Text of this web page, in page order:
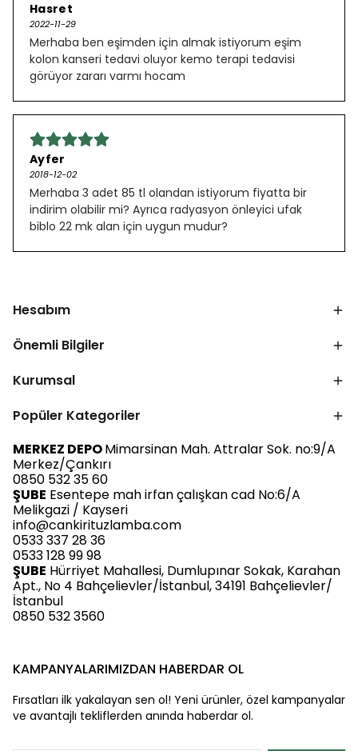
Hasret
2022-11-29
Merhaba ben eşimden için almak istiyorum eşim
kolon kanseri tedavi oluyor kemo terapi tedavisi
görüyor zararı varmı hocam
Ayfer
2018-12-02
Merhaba 3 adet 85 tl olandan istiyorum fiyatta bir
indirim olabilir mi? Ayrıca radyasyon önleyici ufak
biblo 22 mk alan için uygun mudur?
Hesabım
Önemli Bilgiler
Kurumsal
Popüler Kategoriler
MERKEZ DEPOMimarsinan Mah. Attralar Sok. no:9/A
Merkez/Çankırı
0850 532 35 60
ŞUBE Esentepe mah irfan çalışkan cad No:6/A
Melikgazi / Kayseri
info@cankirituzlamba.com
0533 337 28 36
0533 128 99 98
ŞUBE Hürriyet Mahallesi, Dumlupınar Sokak, Karahan
Apt., No 4 Bahçelievler/İstanbul, 34191 Bahçelievler/
İstanbul
0850 532 3560
KAMPANYALARIMIZDAN HABERDAR OL
Fırsatları ilk yakalayan sen ol! Yeni ürünler, özel kampanyalar
ve avantajlı tekliflerden anında haberdar ol.